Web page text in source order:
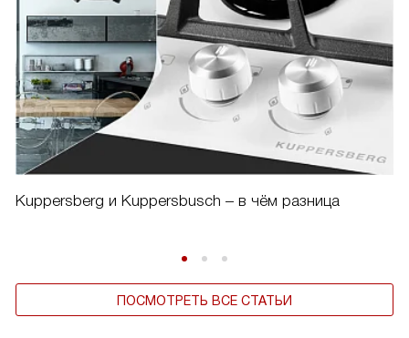
Kuppersberg и Kuppersbusch – в чём разница
ПОСМОТРЕТЬ ВСЕ СТАТЬИ